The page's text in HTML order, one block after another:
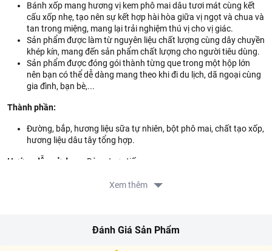
Bánh xốp mang hương vị kem phô mai dâu tươi mát cùng kết
cấu xốp nhẹ, tạo nên sự kết hợp hài hòa giữa vị ngọt và chua và
tan trong miệng, mang lại trải nghiệm thú vị cho vị giác.
Sản phẩm được làm từ nguyên liệu chất lượng cùng dây chuyền
khép kín, mang đến sản phẩm chất lượng cho người tiêu dùng.
Sản phẩm được đóng gói thành từng que trong một hộp lớn
nên bạn có thể dễ dàng mang theo khi đi du lịch, dã ngoại cùng
gia đình, bạn bè,...
Thành phần:
Đường, bắp, hương liệu sữa tự nhiên, bột phô mai, chất tạo xốp,
hương liệu dâu tây tổng hợp.
Hướng dẫn sử dụng: Dùng trực tiếp.
Bảo quản nơi khô ráo, thoáng mát, tránh ánh
Thông tin từ LOTTE MART:
Xem thêm
Đánh Giá Sản Phẩm